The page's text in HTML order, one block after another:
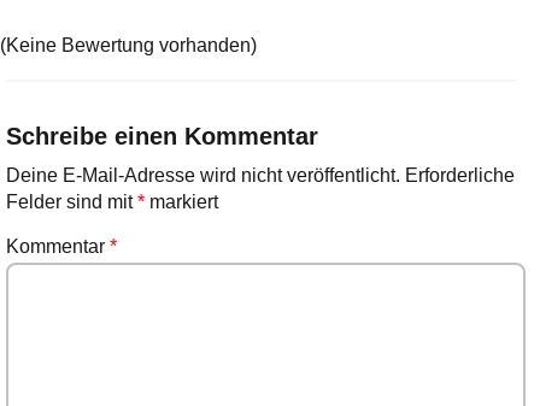
(Keine Bewertung vorhanden)
Schreibe einen Kommentar
Deine E-Mail-Adresse wird nicht veröffentlicht. Erforderliche
Felder sind mit*markiert
Kommentar *